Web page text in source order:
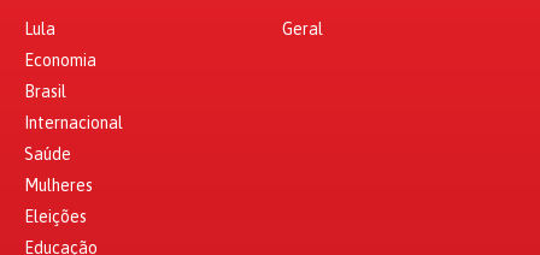
Lula
Economia
Brasil
Internacional
Saúde
Mulheres
Eleições
Educação
Geral